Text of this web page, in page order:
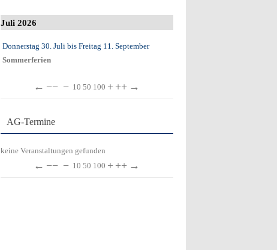
Juli 2026
Donnerstag 30. Julibis Freitag 11. September
Sommerferien
← −− − 10 50 100 + ++ →
AG-Termine
keine Veranstaltungen gefunden
← −− − 10 50 100 + ++ →